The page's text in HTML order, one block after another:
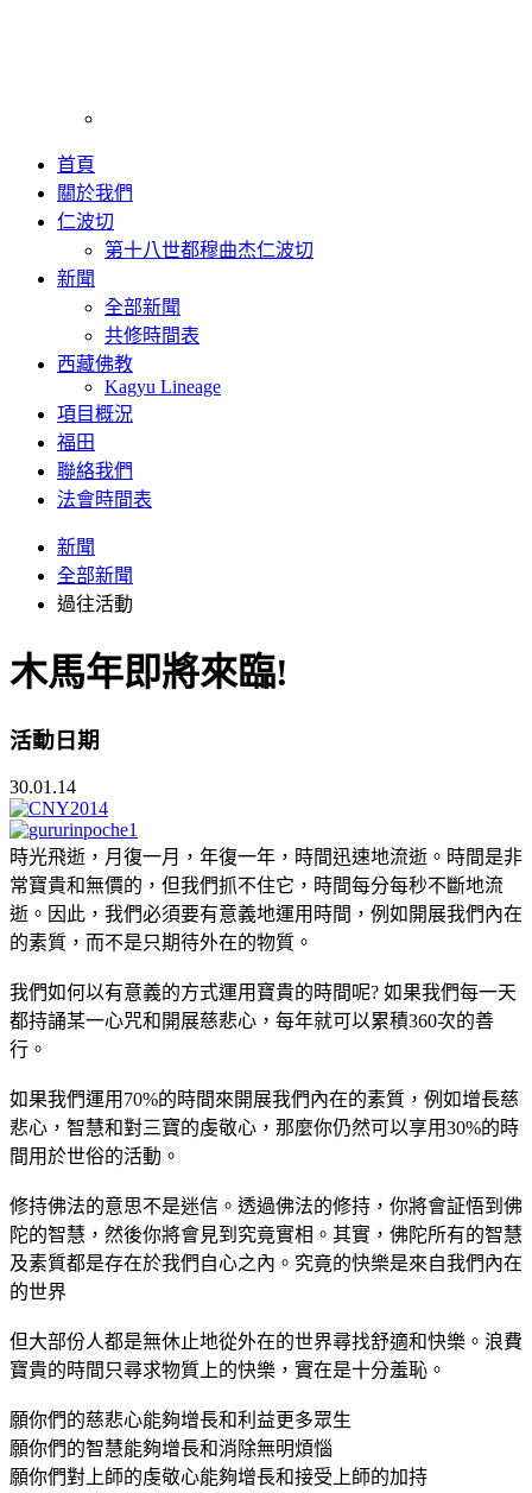
首頁
關於我們
仁波切
第十八世都穆曲杰仁波切
新聞
全部新聞
共修時間表
西藏佛教
Kagyu Lineage
項目概況
福田
聯絡我們
法會時間表
新聞
全部新聞
過往活動
木馬年即將來臨!
活動日期
30.01.14
時光飛逝，月復一月，年復一年，時間迅速地流逝。時間是非
常寶貴和無價的，但我們抓不住它，時間每分每秒不斷地流
逝。因此，我們必須要有意義地運用時間，例如開展我們內在
的素質，而不是只期待外在的物質。
我們如何以有意義的方式運用寶貴的時間呢? 如果我們每一天
都持誦某一心咒和開展慈悲心，每年就可以累積360次的善
行。
如果我們運用70%的時間來開展我們內在的素質，例如增長慈
悲心，智慧和對三寶的虔敬心，那麼你仍然可以享用30%的時
間用於世俗的活動。
修持佛法的意思不是迷信。透過佛法的修持，你將會証悟到佛
陀的智慧，然後你將會見到究竟實相。其實，佛陀所有的智慧
及素質都是存在於我們自心之內。究竟的快樂是來自我們內在
的世界
但大部份人都是無休止地從外在的世界尋找舒適和快樂。浪費
寶貴的時間只尋求物質上的快樂，實在是十分羞恥。
願你們的慈悲心能夠增長和利益更多眾生
願你們的智慧能夠增長和消除無明煩惱
願你們對上師的虔敬心能夠增長和接受上師的加持